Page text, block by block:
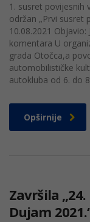
1. susret povijesnih
održan „Prvi susret
10.08.2021
komentara U
grada Otočca,a
automobilističke
autokluba od 6. do
Opširnije
Završila
Dujam